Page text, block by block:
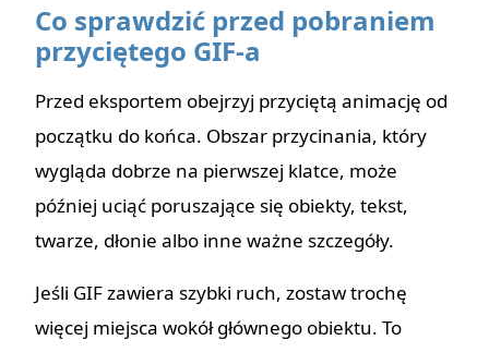
Co sprawdzić przed pobraniem
przyciętego GIF-a
Przed eksportem obejrzyj przyciętą animację od
początku do końca. Obszar przycinania, który
wygląda dobrze na pierwszej klatce, może
później uciąć poruszające się obiekty, tekst,
twarze, dłonie albo inne ważne szczegóły.
Jeśli GIF zawiera szybki ruch, zostaw trochę
więcej miejsca wokół głównego obiektu. To